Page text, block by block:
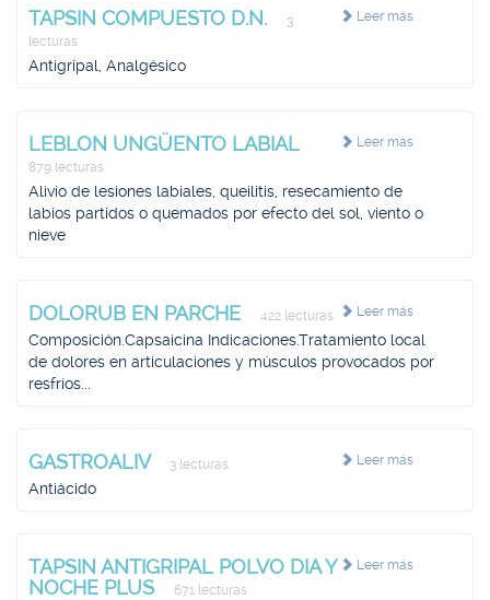
Leer más
TAPSIN COMPUESTO D.N.
3
lecturas
Antigripal, Analgésico
Leer más
LEBLON UNGÜENTO LABIAL
879 lecturas
Alivio de lesiones labiales, queilitis, resecamiento de
labios partidos o quemados por efecto del sol, viento o
nieve
Leer más
DOLORUB EN PARCHE 422 lecturas
Composición.Capsaicina Indicaciones.Tratamiento local
de dolores en articulaciones y músculos provocados por
resfríos...
Leer más
GASTROALIV 3 lecturas
Antiácido
Leer más
TAPSIN ANTIGRIPAL POLVO DIA Y
NOCHE PLUS
671 lecturas